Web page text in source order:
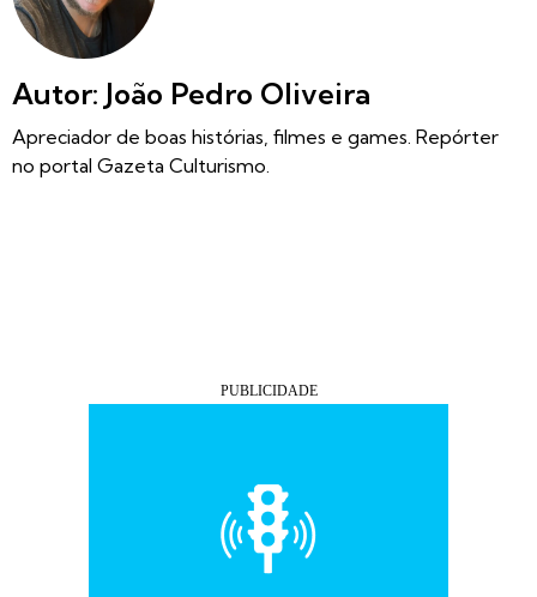
Autor: João Pedro Oliveira
Apreciador de boas histórias, filmes e games. Repórter
no portal Gazeta Culturismo.